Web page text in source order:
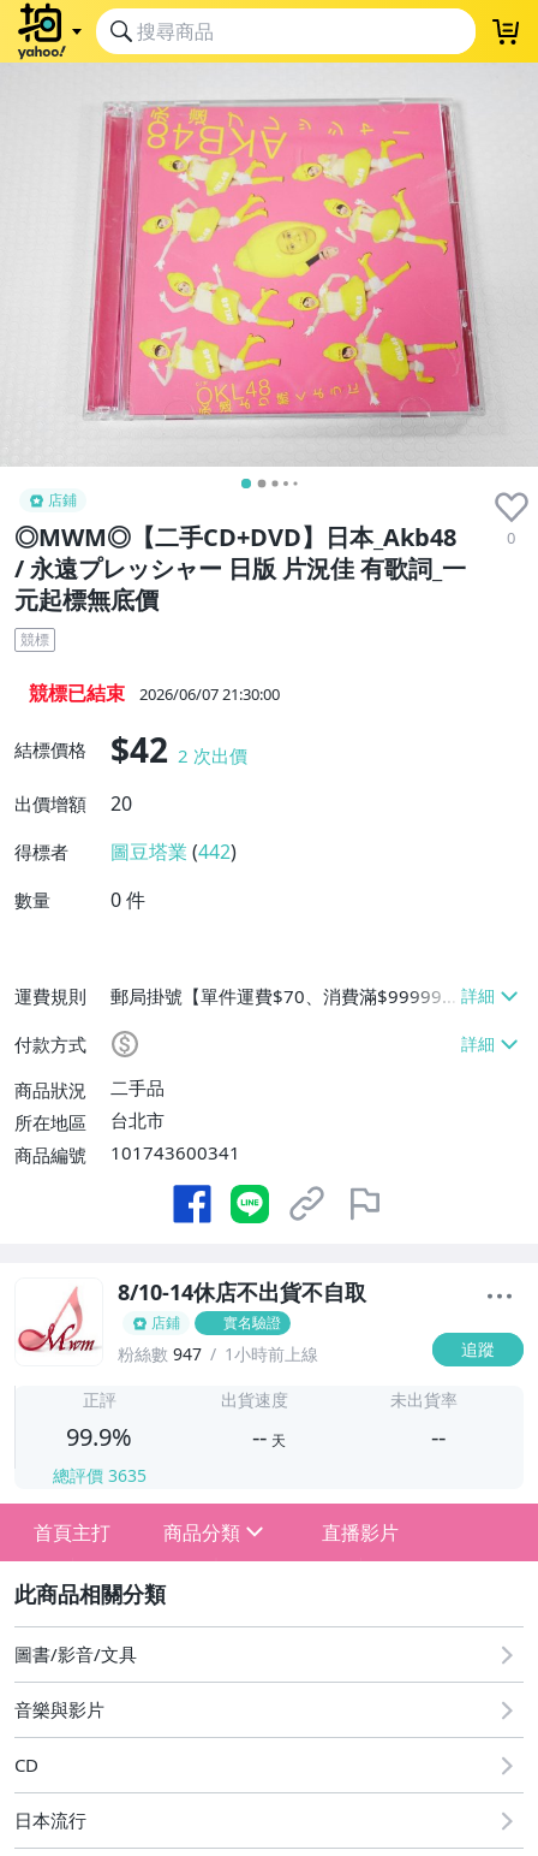
店鋪
◎MWM◎【二手CD+DVD】日本_Akb48
/ 永遠プレッシャー 日版 片況佳 有歌詞_一
元起標無底價
0
競標
競標已結束 2026/06/07 21:30:00
結標價格 $42 2 次出價
出價增額
20
得標者 圖豆塔業 (442)
數量 0件
運費規則
郵局掛號【單件運費$70、消費滿$999999
免運費】、面交/自取/不寄送【免運費】
付款方式
商品狀況
二手品
所在地區
台北市
商品編號
101743600341
8/10-14休店不出貨不自取
店鋪 實名驗證
粉絲數 947 1小時前上線 追蹤
正評
99.9%
總評價 3635
出貨速度
-- 天
未出貨率
--
首頁主打 商品分類
★1元起標!無底價★週六結標
★1元起標!無底價★週日結標
商品補單區(非指定帳號勿下標)
運費補款專區
其它
直播影片
圖書/影音/文具
音樂與影片
CD
日本流行